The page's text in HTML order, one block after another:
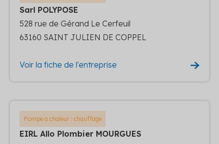
Sarl POLYPOSE
528 rue de Gérand Le Cerfeuil
63160 SAINT JULIEN DE COPPEL
Voir la fiche de l'entreprise
Pompe a chaleur : chauffage
EIRL Allo Plombier MOURGUES